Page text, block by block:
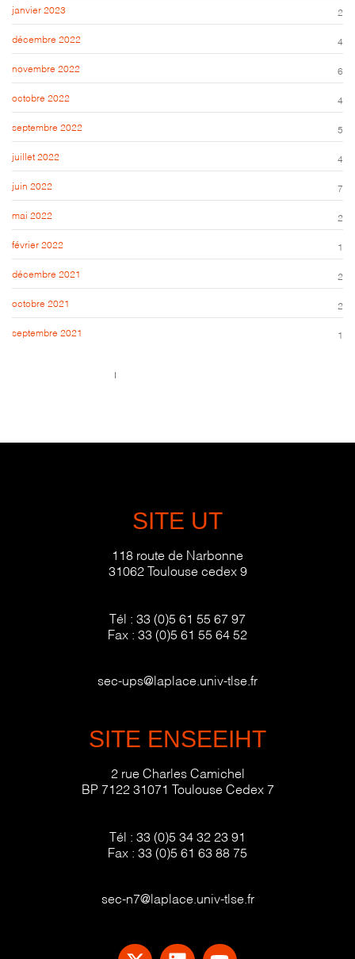
janvier 2023 2
décembre 2022 4
novembre 2022 6
octobre 2022 4
septembre 2022 5
juillet 2022 4
juin 2022 7
mai 2022 2
février 2022 1
décembre 2021 2
octobre 2021 2
septembre 2021 1
SITE UT
118 route de Narbonne
31062 Toulouse cedex 9
Tél : 33 (0)5 61 55 67 97
Fax : 33 (0)5 61 55 64 52
sec-ups@laplace.univ-tlse.fr
SITE ENSEEIHT
2 rue Charles Camichel
BP 7122 31071 Toulouse Cedex 7
Tél : 33 (0)5 34 32 23 91
Fax : 33 (0)5 61 63 88 75
sec-n7@laplace.univ-tlse.fr